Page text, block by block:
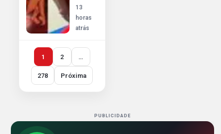
13
horas
atrás
1 2 …
278 Próxima
PUBLICIDADE